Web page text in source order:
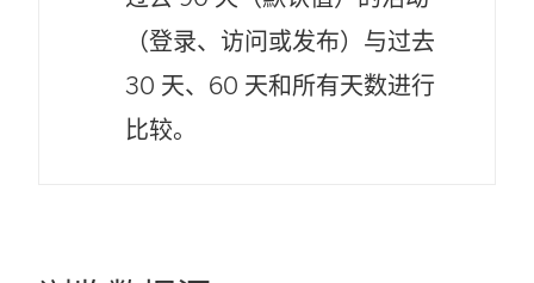
（登录、访问或发布）与过去
30 天、60 天和所有天数进行
比较。